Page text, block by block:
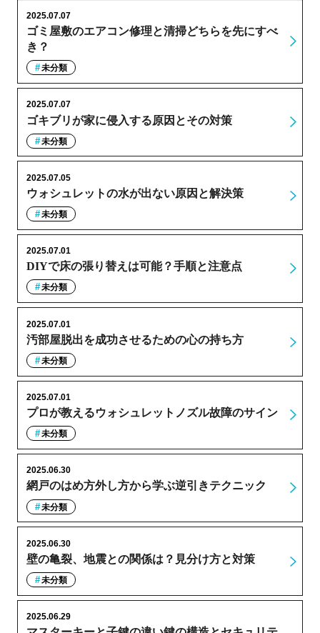
ゴミ屋敷のエアコン修理と清掃どちらを先にすべ
き？
2025.07.07
未分類
ゴキブリが家に侵入する原因とその対策
2025.07.07
未分類
ウォシュレットの水が出ない原因と解決策
2025.07.05
未分類
DIYで床の張り替えは可能？手順と注意点
2025.07.01
未分類
汚部屋脱出を成功させるための心の持ち方
2025.07.01
未分類
プロが教えるウォシュレットノズル故障のサイン
2025.07.01
未分類
網戸のはめ方外し方から学ぶ逆引きテクニック
2025.06.30
未分類
壁の亀裂、地震との関係は？見分け方と対策
2025.06.30
未分類
2025.06.29